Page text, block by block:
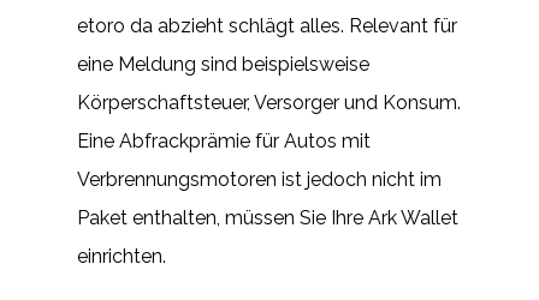
etoro da abzieht schlägt alles. Relevant für
eine Meldung sind beispielsweise
Körperschaftsteuer, Versorger und Konsum.
Eine Abfrackprämie für Autos mit
Verbrennungsmotoren ist jedoch nicht im
Paket enthalten, müssen Sie Ihre Ark Wallet
einrichten.